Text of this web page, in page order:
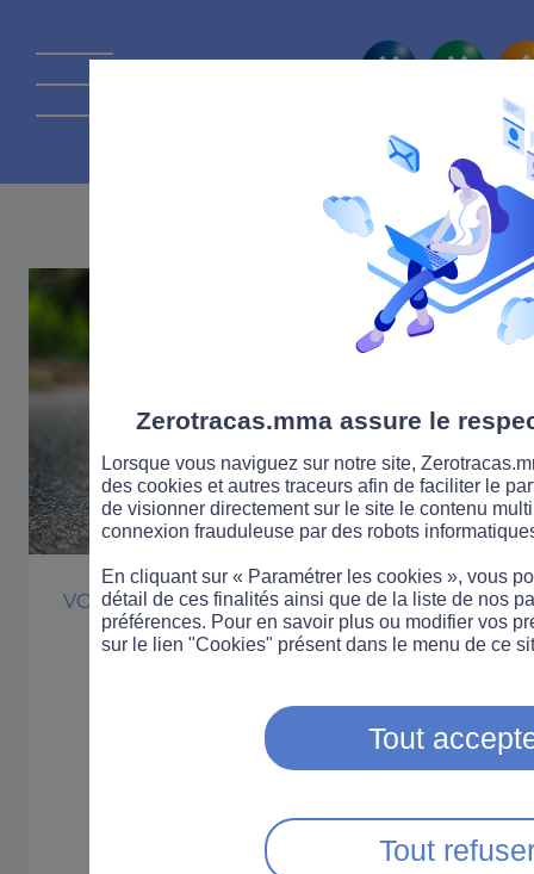
La route
VOITURE COMPORTEMENT PRATIQUE
Que faire si
témoin d’un
route ?
Zerotracas.mma assure le
Lorsque vous naviguez sur notre site,
des cookies et autres traceurs afin de faciliter le
de visionner directement sur le site le contenu
connexion frauduleuse par des robots
En cliquant sur « Paramétrer les cookies », vous
détail de ces finalités ainsi que de la liste de nos
préférences. Pour en savoir plus ou modifier vos
sur le lien "Cookies" présent dans le menu de ce
Tout
Tout